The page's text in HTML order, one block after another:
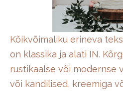
Kõikvõimaliku erineva
on klassika ja alati IN.
rustikaalse või modernse
või kandilised, kreemiga